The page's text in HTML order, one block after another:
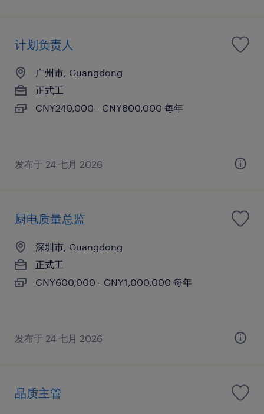
计划负责人
广州市, Guangdong
正式工
CNY240,000 - CNY600,000 每年
发布于 24 七月 2026
厨电质量总监
深圳市, Guangdong
正式工
CNY600,000 - CNY1,000,000 每年
发布于 24 七月 2026
品质主管